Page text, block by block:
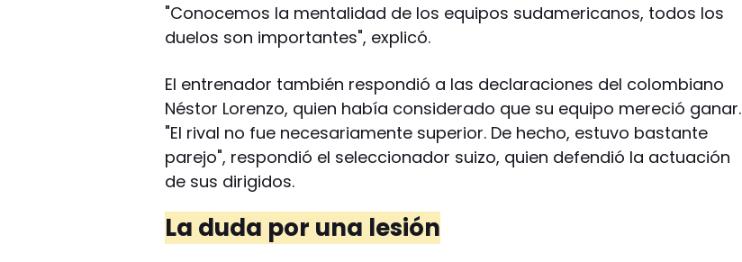
"Conocemos la mentalidad de los equipos sudamericanos, todos los
duelos son importantes", explicó.
El entrenador también respondió a las declaraciones del colombiano
Néstor Lorenzo, quien había considerado que su equipo mereció ganar.
"El rival no fue necesariamente superior. De hecho, estuvo bastante
parejo", respondió el seleccionador suizo, quien defendió la actuación
de sus dirigidos.
La duda por una lesión